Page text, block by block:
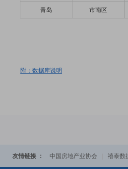
青岛
市南区
附：数据库说明
友情链接 ： 中国房地产业协会 禧泰数